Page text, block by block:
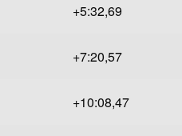
+5:32,69
+7:20,57
+10:08,47